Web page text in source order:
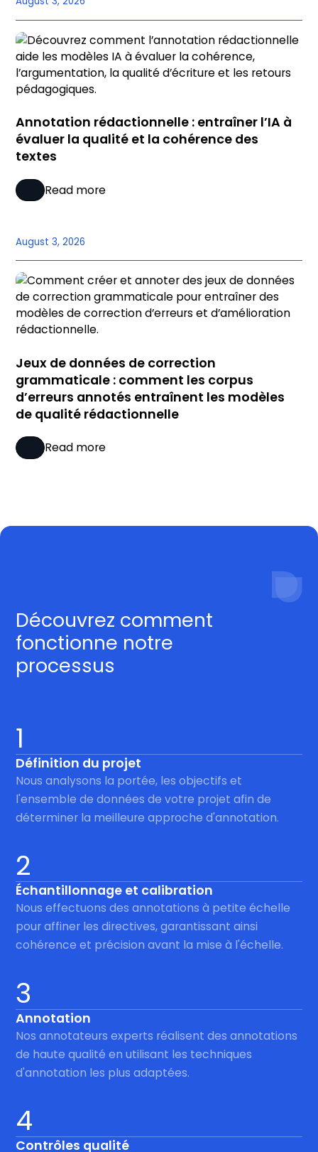
Annotation rédactionnelle : entraîner l’IA à
évaluer la qualité et la cohérence des
textes
Read more
August 3, 2026
Jeux de données de correction
grammaticale : comment les corpus
d’erreurs annotés entraînent les modèles
de qualité rédactionnelle
Read more
Découvrez comment
fonctionne notre
processus
1
Définition du projet
Nous analysons la portée, les objectifs et
l'ensemble de données de votre projet afin de
déterminer la meilleure approche d'annotation.
2
Échantillonnage et calibration
Nous effectuons des annotations à petite échelle
pour affiner les directives, garantissant ainsi
cohérence et précision avant la mise à l'échelle.
3
Annotation
Nos annotateurs experts réalisent des annotations
de haute qualité en utilisant les techniques
d'annotation les plus adaptées.
4
Contrôles qualité